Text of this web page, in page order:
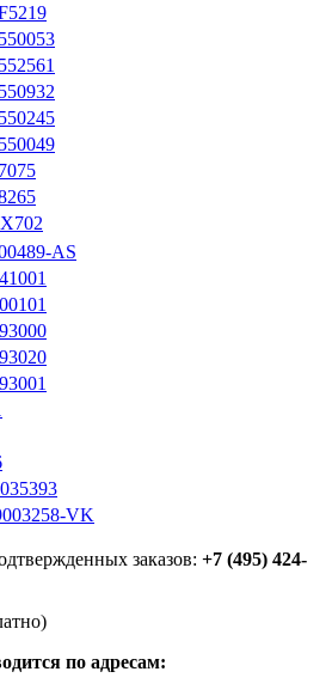
AS
VK
заказов: +7 (495) 424-
по адресам: